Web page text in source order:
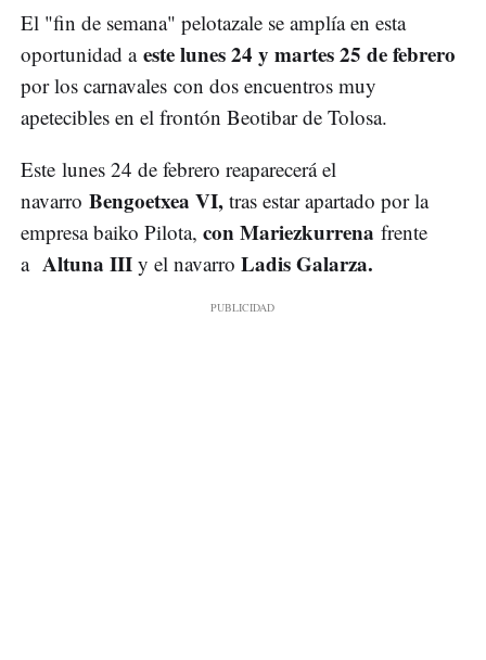
El "fin de semana" pelotazale se amplía en esta
oportunidad a este lunes 24 y martes 25 de febrero
por los carnavales con dos encuentros muy
apetecibles en el frontón Beotibar de Tolosa.
Este lunes 24 de febrero reaparecerá el
navarro Bengoetxea VI, tras estar apartado por la
empresa baiko Pilota, con Mariezkurrena frente
a Altuna III y el navarro Ladis Galarza.